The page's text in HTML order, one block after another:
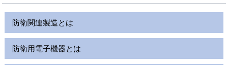
防衛関連製造とは
防衛用電子機器とは